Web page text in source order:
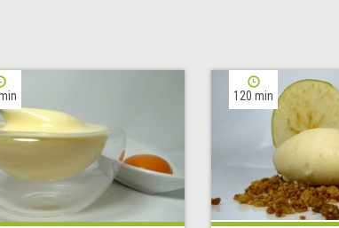
120 min